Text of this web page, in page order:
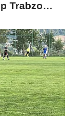
Trabzon'a